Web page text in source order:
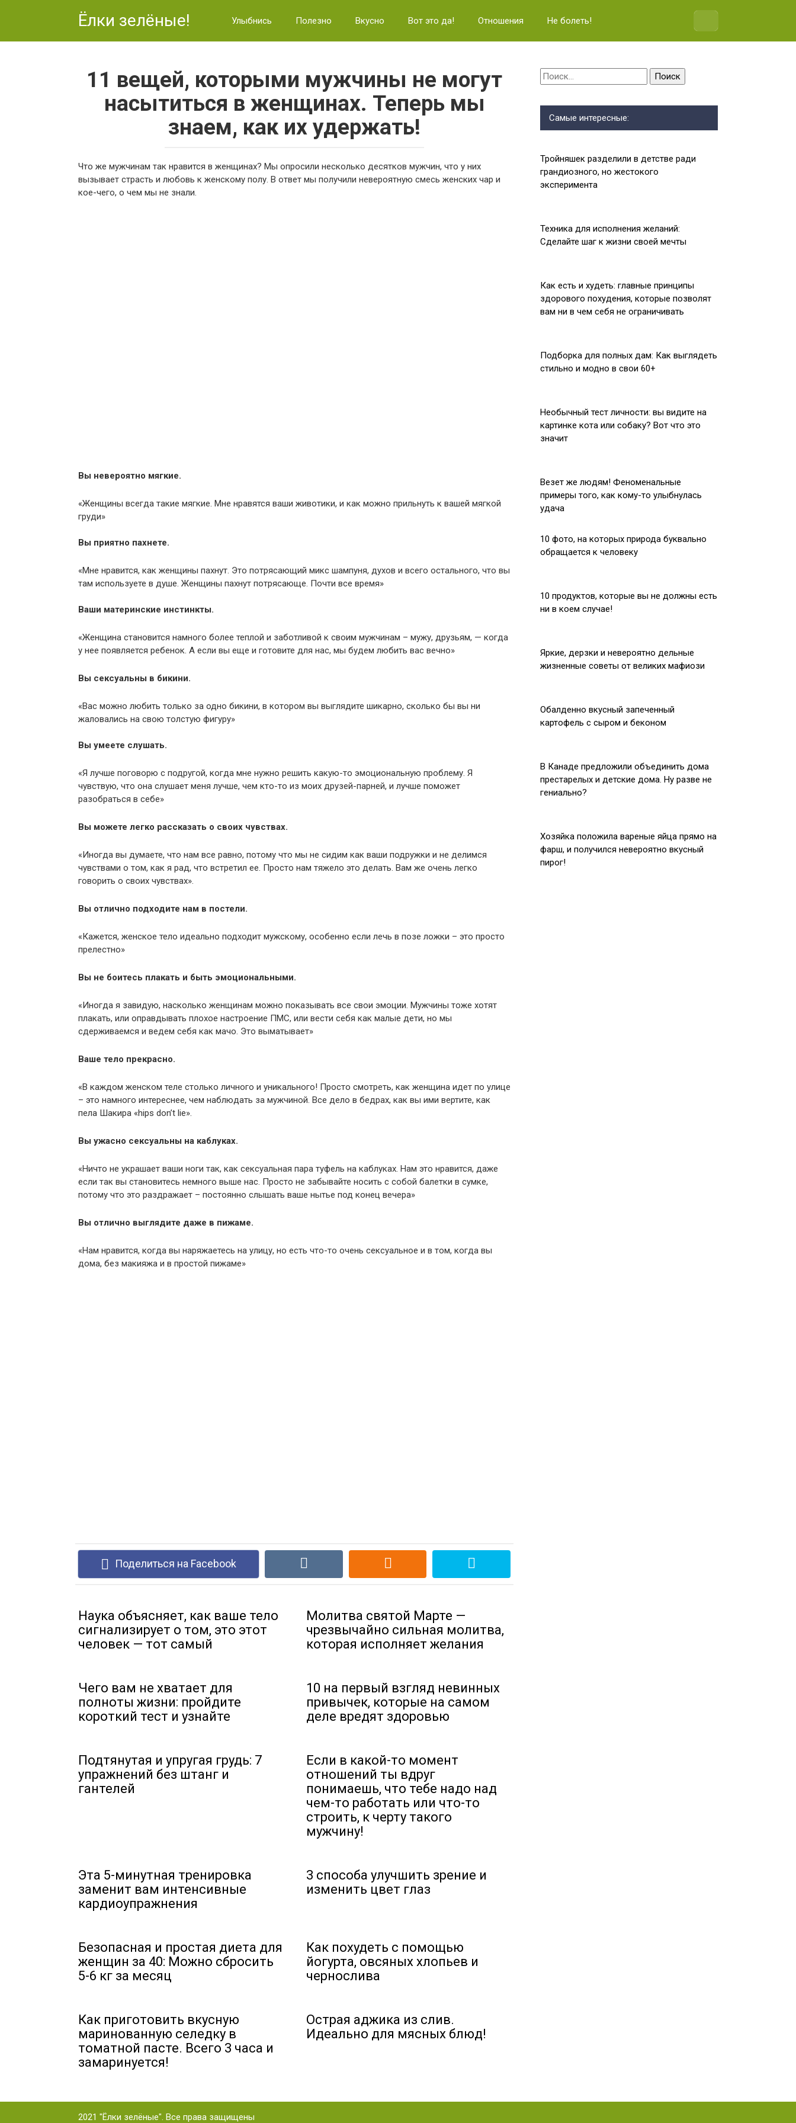
Ёлки зелёные! Улыбнись Полезно Вкусно Вот это да! Отношения Не болеть!
11 вещей, которыми мужчины не могут
насытиться в женщинах. Теперь мы
знаем, как их удержать!
Что же мужчинам так нравится в женщинах? Мы опросили несколько десятков мужчин, что у них
вызывает страсть и любовь к женскому полу. В ответ мы получили невероятную смесь женских чар и
кое-чего, о чем мы не знали.
Вы невероятно мягкие.
«Женщины всегда такие мягкие. Мне нравятся ваши животики, и как можно прильнуть к вашей мягкой
груди»
Вы приятно пахнете.
«Мне нравится, как женщины пахнут. Это потрясающий микс шампуня, духов и всего остального, что вы
там используете в душе. Женщины пахнут потрясающе. Почти все время»
Ваши материнские инстинкты.
«Женщина становится намного более теплой и заботливой к своим мужчинам – мужу, друзьям, — когда
у нее появляется ребенок. А если вы еще и готовите для нас, мы будем любить вас вечно»
Вы сексуальны в бикини.
«Вас можно любить только за одно бикини, в котором вы выглядите шикарно, сколько бы вы ни
жаловались на свою толстую фигуру»
Вы умеете слушать.
«Я лучше поговорю с подругой, когда мне нужно решить какую-то эмоциональную проблему. Я
чувствую, что она слушает меня лучше, чем кто-то из моих друзей-парней, и лучше поможет
разобраться в себе»
Вы можете легко рассказать о своих чувствах.
«Иногда вы думаете, что нам все равно, потому что мы не сидим как ваши подружки и не делимся
чувствами о том, как я рад, что встретил ее. Просто нам тяжело это делать. Вам же очень легко
говорить о своих чувствах».
Вы отлично подходите нам в постели.
«Кажется, женское тело идеально подходит мужскому, особенно если лечь в позе ложки – это просто
прелестно»
Вы не боитесь плакать и быть эмоциональными.
«Иногда я завидую, насколько женщинам можно показывать все свои эмоции. Мужчины тоже хотят
плакать, или оправдывать плохое настроение ПМС, или вести себя как малые дети, но мы
сдерживаемся и ведем себя как мачо. Это выматывает»
Ваше тело прекрасно.
«В каждом женском теле столько личного и уникального! Просто смотреть, как женщина идет по улице
– это намного интереснее, чем наблюдать за мужчиной. Все дело в бедрах, как вы ими вертите, как
пела Шакира «hips don’t lie».
Вы ужасно сексуальны на каблуках.
«Ничто не украшает ваши ноги так, как сексуальная пара туфель на каблуках. Нам это нравится, даже
если так вы становитесь немного выше нас. Просто не забывайте носить с собой балетки в сумке,
потому что это раздражает – постоянно слышать ваше нытье под конец вечера»
Вы отлично выглядите даже в пижаме.
«Нам нравится, когда вы наряжаетесь на улицу, но есть что-то очень сексуальное и в том, когда вы
дома, без макияжа и в простой пижаме»
Поделиться на Facebook
Наука объясняет, как ваше тело
сигнализирует о том, это этот
человек — тот самый
Молитва святой Марте —
чрезвычайно сильная молитва,
которая исполняет желания
Чего вам не хватает для
полноты жизни: пройдите
короткий тест и узнайте
10 на первый взгляд невинных
привычек, которые на самом
деле вредят здоровью
Подтянутая и упругая грудь: 7
упражнений без штанг и
гантелей
Если в какой-то момент
отношений ты вдруг
понимаешь, что тебе надо над
чем-то работать или что-то
строить, к черту такого
мужчину!
Эта 5-минутная тренировка
заменит вам интенсивные
кардиоупражнения
3 способа улучшить зрение и
изменить цвет глаз
Безопасная и простая диета для
женщин за 40: Можно сбросить
5-6 кг за месяц
Как похудеть с помощью
йогурта, овсяных хлопьев и
чернослива
Как приготовить вкусную
маринованную селедку в
томатной пасте. Всего 3 часа и
замаринуется!
Острая аджика из слив.
Идеально для мясных блюд!
Найти:
Самые интересные:
Тройняшек разделили в детстве ради
грандиозного, но жeстокого
эксперимента
Техника для исполнения желаний:
Сделайте шаг к жизни своей мечты
Как есть и худеть: главные принципы
здорового похудения, которые позволят
вам ни в чем себя не ограничивать
Подборка для полных дам: Как выглядеть
стильно и модно в свои 60+
Необычный тест личности: вы видите на
картинке кота или собаку? Вот что это
значит
Везет же людям! Феноменальные
примеры того, как кому-то улыбнулась
удача
10 фото, на которых природа буквально
обращается к человеку
10 продуктов, которые вы не должны есть
ни в коем случае!
Яркие, дерзки и невероятно дельные
жизненные советы от великих мафиози
Обалденно вкусный запеченный
картофель с сыром и беконом
В Канаде предложили объединить дома
престарелых и детские дома. Ну разве не
гениально?
Хозяйка положила вареные яйца прямо на
фарш, и получился невероятно вкусный
пирог!
2021 "Ёлки зелёные". Все права защищены